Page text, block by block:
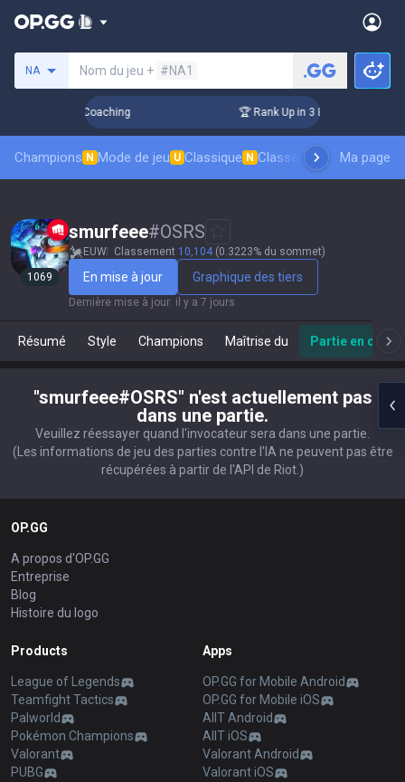
NA Nom du jeu + #NA1
Challenger Coaching 🏆 Rank Up in 3 Days! Challenger
Champions N Mode de jeu U Classique N Classement des skins
Ma page
1069
smurfeee#OSRS
EUW Classement 10,104 (0.3223% du sommet)
En mise à jour Graphique des tiers
Dernière mise à jour: il y a 7 jours
Résumé Style Champions Maîtrise du Partie en cours
"smurfeee#OSRS" n'est actuellement pas
dans une partie.
Veuillez réessayer quand l'invocateur sera dans une partie.
(Les informations de jeu des parties contre l'IA ne peuvent pas être
récupérées à partir de l'API de Riot.)
OP.GG
A propos d'OP.GG
Entreprise
Blog
Histoire du logo
Products
League of Legends
Teamfight Tactics
Palworld
Pokémon Champions
Valorant
PUBG
Apps
OP.GG for Mobile Android
OP.GG for Mobile iOS
AllT Android
AllT iOS
Valorant Android
Valorant iOS